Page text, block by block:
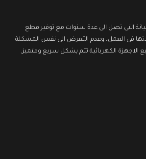
التى تصل الى عدة سنوات مع توفير قطع
فى العمل، وعدم التعرض الى نفس المشكلة
الاجهزة الكهربائية تتم بشكل سريع ومتميز.